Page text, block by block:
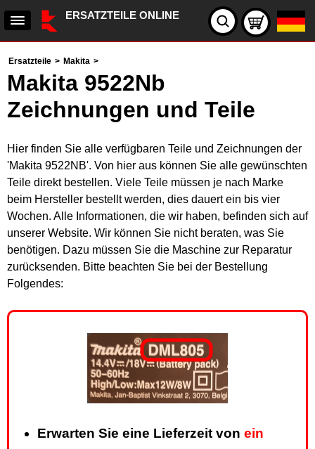
ERSATZTEILE ONLINE
Ersatzteile > Makita >
Makita 9522Nb
Zeichnungen und Teile
Hier finden Sie alle verfügbaren Teile und Zeichnungen der
'Makita 9522NB'. Von hier aus können Sie alle gewünschten
Teile direkt bestellen. Viele Teile müssen je nach Marke
beim Hersteller bestellt werden, dies dauert ein bis vier
Wochen. Alle Informationen, die wir haben, befinden sich auf
unserer Website. Wir können Sie nicht beraten, was Sie
benötigen. Dazu müssen Sie die Maschine zur Reparatur
zurücksenden. Bitte beachten Sie bei der Bestellung
Folgendes:
Erwarten Sie eine Lieferzeit von ein